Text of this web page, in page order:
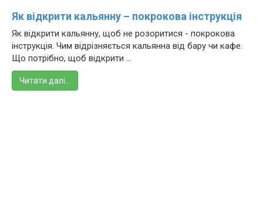
Як відкрити кальянну – покрокова інструкція
Як відкрити кальянну, щоб не розоритися - покрокова
інструкція. Чим відрізняється кальянна від бару чи кафе.
Що потрібно, щоб відкрити ...
Читати далі…